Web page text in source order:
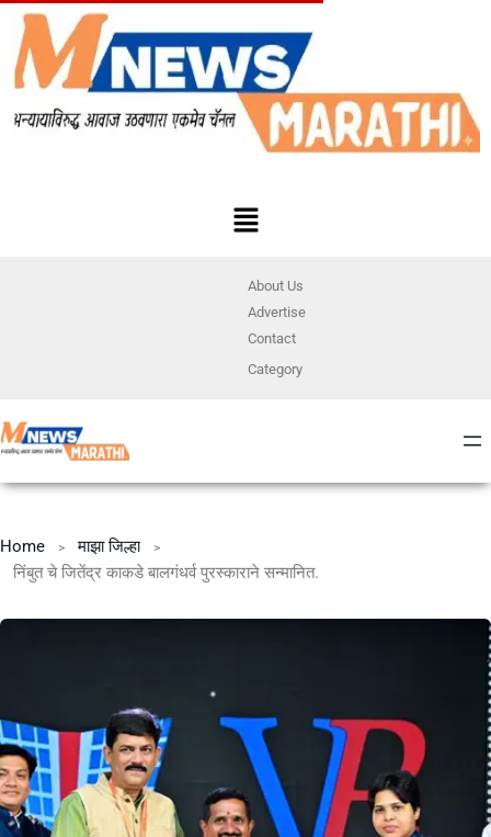
About Us
Advertise
Contact
Category
Home
माझा जिल्हा
निंबुत चे जितेंद्र काकडे बालगंधर्व पुरस्काराने सन्मानित.